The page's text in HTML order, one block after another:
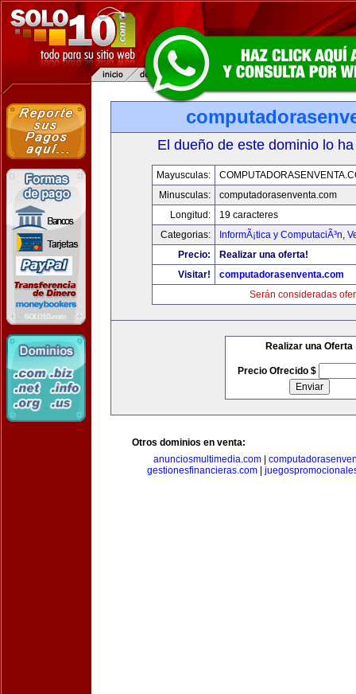
El dueño de este dominio lo
Mayusculas:
Minusculas:
computadorasenventa.com
Longitud:
19 caracteres
Categorias:
InformÃ¡tica y ComputaciÃ³n,
Precio:
Realizar una oferta!
Visitar!
computadorasenventa.com
Serán consideradas
Realizar una Oferta
Precio Ofrecido $
Otros dominios en venta:
anunciosmultimedia.com
gestionesfinancieras.com